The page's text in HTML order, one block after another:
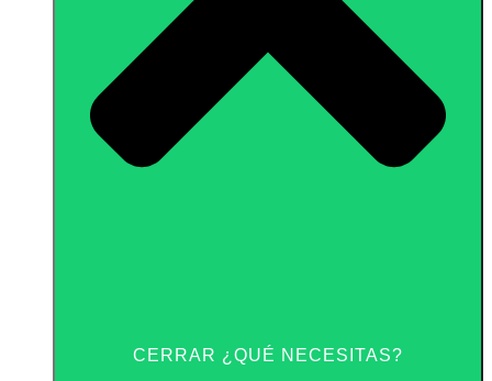
CERRAR ¿QUÉ NECESITAS?